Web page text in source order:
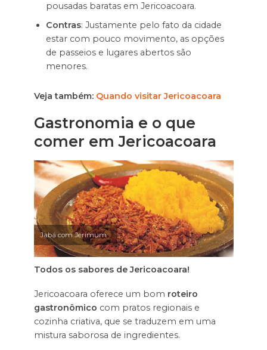
pousadas baratas em Jericoacoara.
Contras: Justamente pelo fato da cidade
estar com pouco movimento, as opções
de passeios e lugares abertos são
menores.
Veja também:Quando visitar Jericoacoara
Gastronomia e o que
comer em Jericoacoara
Jabá com Jerimum
Todos os sabores de Jericoacoara!
Jericoacoara oferece um bom roteiro
gastronômico com pratos regionais e
cozinha criativa, que se traduzem em uma
mistura saborosa de ingredientes.